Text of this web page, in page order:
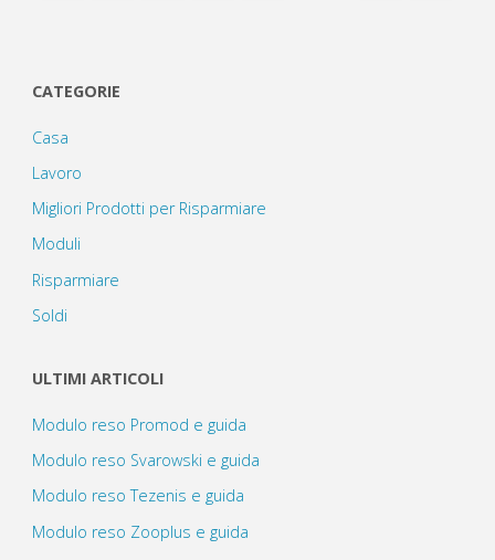
degli
articoli
CATEGORIE
Casa
Lavoro
Migliori Prodotti per Risparmiare
Moduli
Risparmiare
Soldi
ULTIMI ARTICOLI
Modulo reso Promod e guida
Modulo reso Svarowski e guida
Modulo reso Tezenis e guida
Modulo reso Zooplus e guida